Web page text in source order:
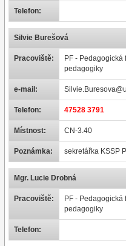
Telefon:
Silvie Burešová
Pracoviště:
PF -
pedagogiky
e-mail:
Telefon: 47528 3791
Místnost: CN-3.40
Poznámka: sekretářka KSSP
Mgr. Lucie Drobná
Pracoviště:
PF -
pedagogiky
Telefon: